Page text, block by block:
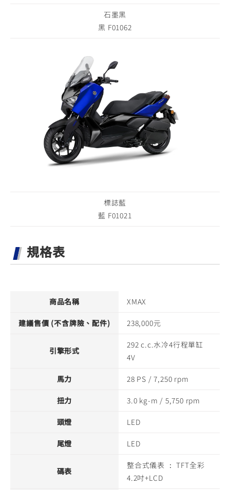
石墨黑
黑 F01062
標誌藍
藍 F01021
規格表
商品名稱 XMAX
建議售價 (不含牌險、配件) 238,000元
引擎形式
292 c.c.水冷4行程單缸
4V
馬力 28 PS / 7,250 rpm
扭力 3.0 kg-m / 5,750 rpm
頭燈 LED
尾燈 LED
碼表
整合式儀表 ： TFT全彩
4.2吋+LCD